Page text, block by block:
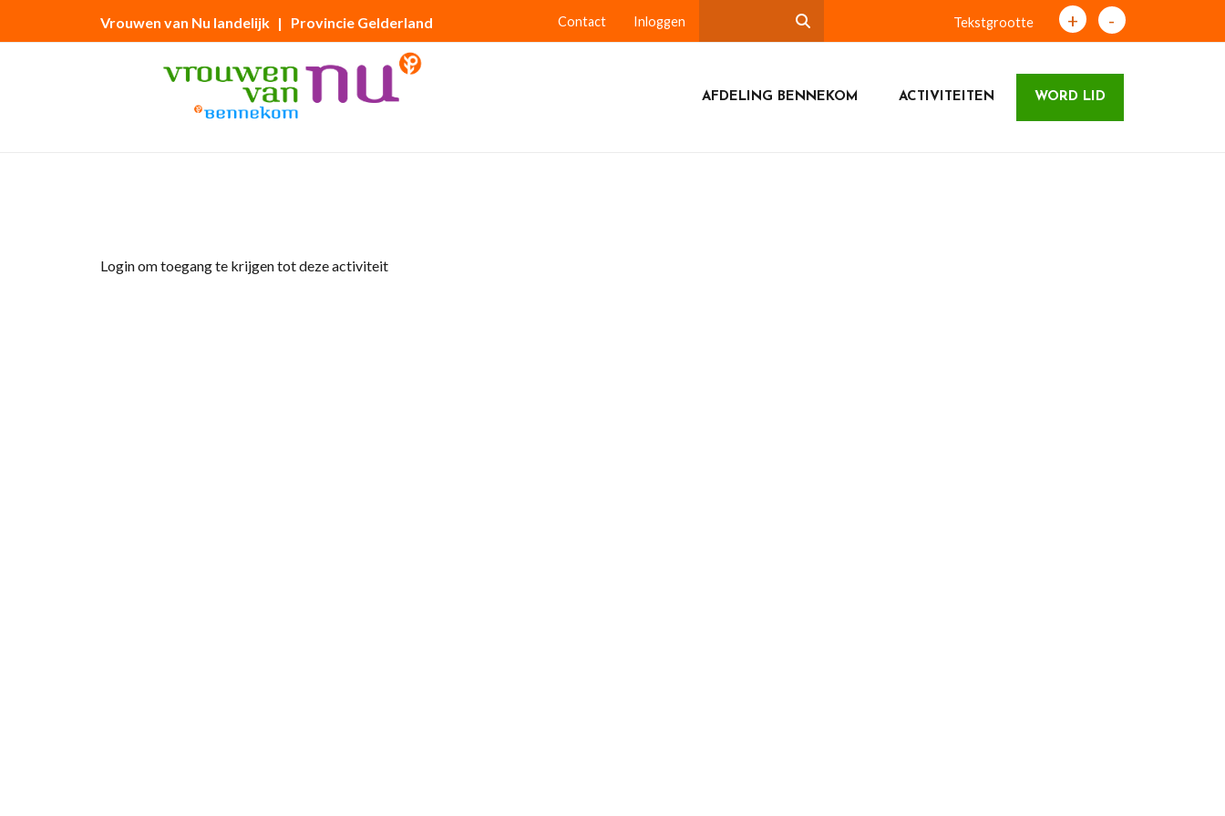
Vrouwen van Nu landelijk | Provincie Gelderland Contact Inloggen Tekstgrootte + -
AFDELING BENNEKOM ACTIVITEITEN WORD LID
Login om toegang te krijgen tot deze activiteit